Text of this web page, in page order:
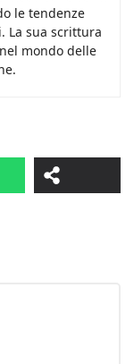
le tendenze
La sua scrittura
mondo delle